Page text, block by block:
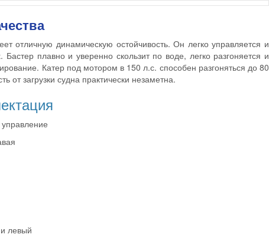
отличную динамическую остойчивость. Он легко управляется и
Бастер плавно и уверенно скользит по воде, легко разгоняется и
Катер под мотором в 150 л.с. способен разгоняться до 80
от загрузки судна практически незаметна.
левый